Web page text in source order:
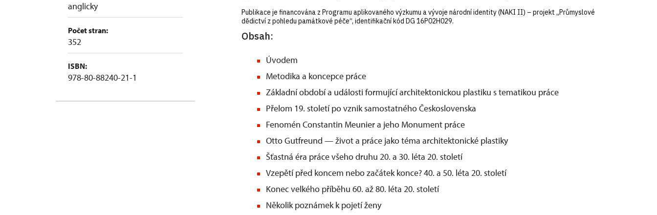
anglicky
Počet stran:
352
ISBN:
978-80-88240-21-1
Publikace je financována z Programu aplikovaného výzkumu a vývoje národní identity (NAKI II) – projekt „Průmyslové
dědictví z pohledu památkové péče“, identifikační kód DG 16P02H029.
Obsah:
Úvodem
Metodika a koncepce práce
Základní období a události formující architektonickou plastiku s tematikou práce
Přelom 19. století po vznik samostatného Československa
Fenomén Constantin Meunier a jeho Monument práce
Otto Gutfreund — život a práce jako téma architektonické plastiky
Šťastná éra práce všeho druhu 20. a 30. léta 20. století
Vzepětí před koncem nebo začátek konce? 40. a 50. léta 20. století
Konec velkého příběhu 60. až 80. léta 20. století
Několik poznámek k pojetí ženy